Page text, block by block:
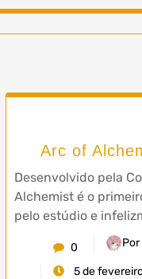
Arc of
Desenvolvido pela
Alchemist é o
pelo estúdio e
0
5 de